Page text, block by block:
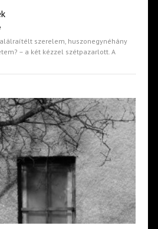
szerelem, huszonegynéhány
– a két kézzel szétpazarlott. A